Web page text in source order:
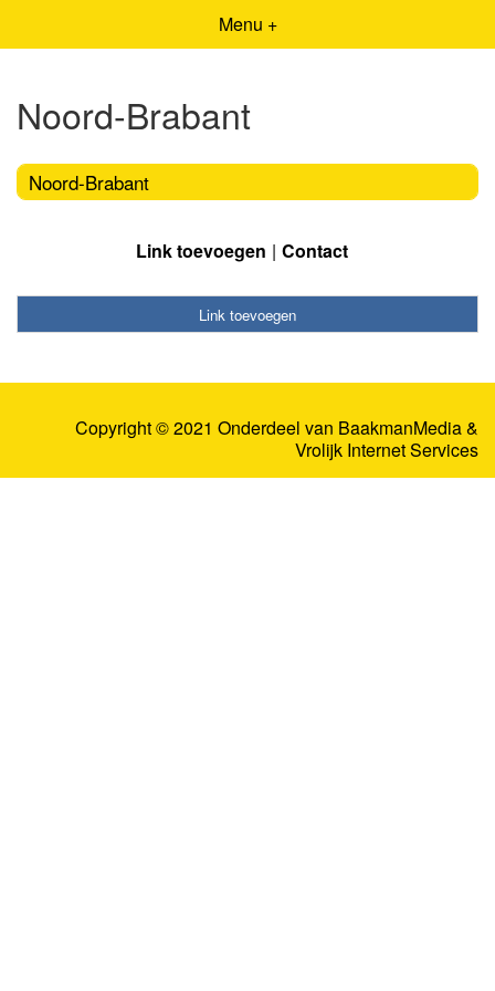
Menu +
Noord-Brabant
Noord-Brabant
Link toevoegen Contact
Link toevoegen
Copyright © 2021 Onderdeel van BaakmanMedia&
Vrolijk Internet Services